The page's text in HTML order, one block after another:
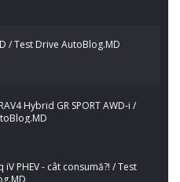
/ Test Drive AutoBlog.MD
Hybrid GR SPORT AWD-i /
PHEV - cât consumă?! / Test